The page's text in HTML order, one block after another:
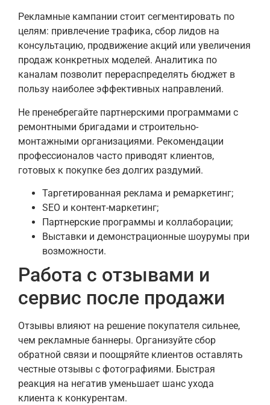
Рекламные кампании стоит сегментировать по
целям: привлечение трафика, сбор лидов на
консультацию, продвижение акций или увеличения
продаж конкретных моделей. Аналитика по
каналам позволит перераспределять бюджет в
пользу наиболее эффективных направлений.
Не пренебрегайте партнерскими программами с
ремонтными бригадами и строительно-
монтажными организациями. Рекомендации
профессионалов часто приводят клиентов,
готовых к покупке без долгих раздумий.
Таргетированная реклама и ремаркетинг;
SEO и контент-маркетинг;
Партнерские программы и коллаборации;
Выставки и демонстрационные шоурумы при
возможности.
Работа с отзывами и
сервис после продажи
Отзывы влияют на решение покупателя сильнее,
чем рекламные баннеры. Организуйте сбор
обратной связи и поощряйте клиентов оставлять
честные отзывы с фотографиями. Быстрая
реакция на негатив уменьшает шанс ухода
клиента к конкурентам.